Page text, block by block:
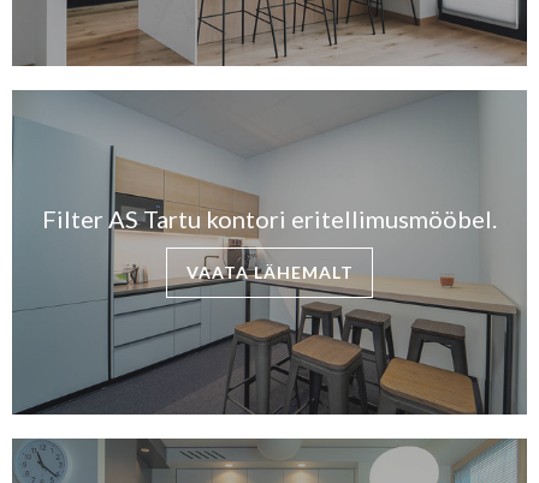
Filter AS Tartu kontori eritellimusmööbel.
VAATA LÄHEMALT